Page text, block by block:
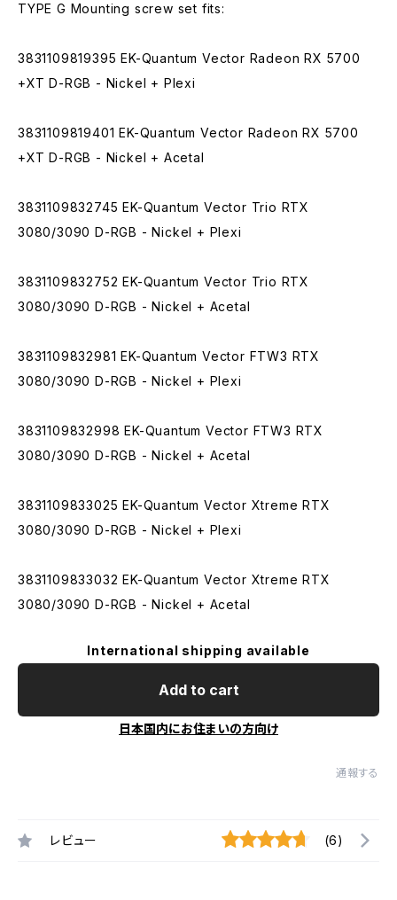
TYPE G Mounting screw set fits:
3831109819395 EK-Quantum Vector Radeon RX 5700
+XT D-RGB - Nickel + Plexi
3831109819401 EK-Quantum Vector Radeon RX 5700
+XT D-RGB - Nickel + Acetal
3831109832745 EK-Quantum Vector Trio RTX
3080/3090 D-RGB - Nickel + Plexi
3831109832752 EK-Quantum Vector Trio RTX
3080/3090 D-RGB - Nickel + Acetal
3831109832981 EK-Quantum Vector FTW3 RTX
3080/3090 D-RGB - Nickel + Plexi
3831109832998 EK-Quantum Vector FTW3 RTX
3080/3090 D-RGB - Nickel + Acetal
3831109833025 EK-Quantum Vector Xtreme RTX
3080/3090 D-RGB - Nickel + Plexi
3831109833032 EK-Quantum Vector Xtreme RTX
3080/3090 D-RGB - Nickel + Acetal
International shipping available
Add to cart
日本国内にお住まいの方向け
通報する
レビュー (6)